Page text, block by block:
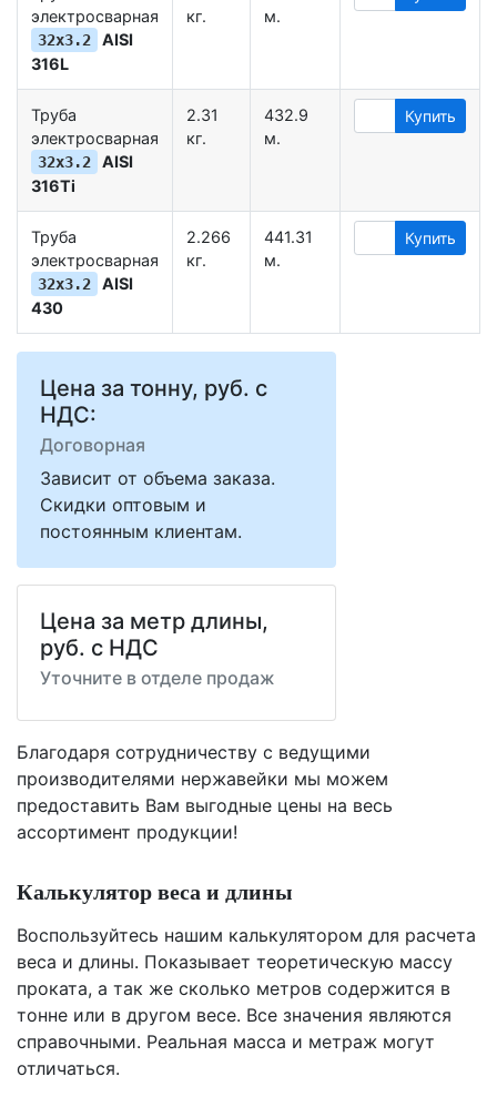
электросварная
32х3.2
AISI
316L
кг.
м.
Труба
электросварная
32х3.2
AISI
316Ti
2.31
кг.
432.9
м.
Купить
Труба
электросварная
32х3.2
AISI
430
2.266
кг.
441.31
м.
Купить
Цена за тонну, руб. с
НДС:
Договорная
Зависит от объема заказа.
Скидки оптовым и
постоянным клиентам.
Цена за метр длины,
руб. с НДС
Уточните в отделе продаж
Благодаря сотрудничеству с ведущими
производителями нержавейки мы можем
предоставить Вам выгодные цены на весь
ассортимент продукции!
Калькулятор веса и длины
Воспользуйтесь нашим калькулятором для расчета
веса и длины. Показывает теоретическую массу
проката, а так же сколько метров содержится в
тонне или в другом весе. Все значения являются
справочными. Реальная масса и метраж могут
отличаться.